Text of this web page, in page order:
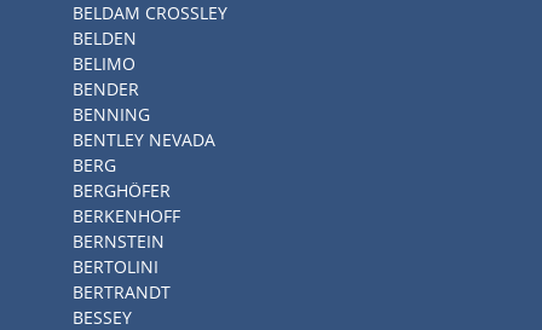
BELDAM CROSSLEY
BELDEN
BELIMO
BENDER
BENNING
BENTLEY NEVADA
BERG
BERGHÖFER
BERKENHOFF
BERNSTEIN
BERTOLINI
BERTRANDT
BESSEY